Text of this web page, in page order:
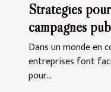
Stratégies
campagnes
période de
Dans un monde en
entreprises font
pour...